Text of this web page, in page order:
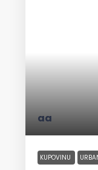
aa
KUPOVINU